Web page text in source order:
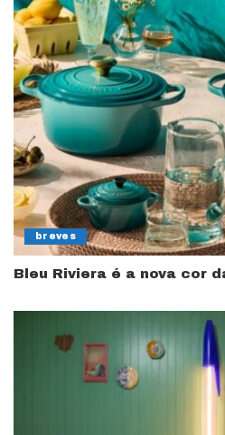
breves
Bleu Riviera é a nova cor